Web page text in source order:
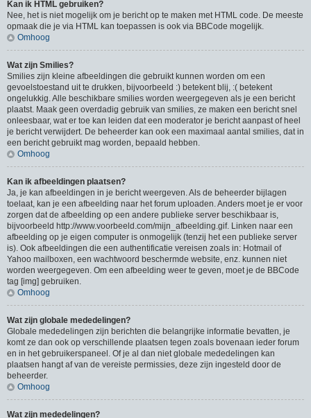
Kan ik HTML gebruiken?
Nee, het is niet mogelijk om je bericht op te maken met HTML code. De meeste
opmaak die je via HTML kan toepassen is ook via BBCode mogelijk.
Omhoog
Wat zijn Smilies?
Smilies zijn kleine afbeeldingen die gebruikt kunnen worden om een
gevoelstoestand uit te drukken, bijvoorbeeld :) betekent blij, :( betekent
ongelukkig. Alle beschikbare smilies worden weergegeven als je een bericht
plaatst. Maak geen overdadig gebruik van smilies, ze maken een bericht snel
onleesbaar, wat er toe kan leiden dat een moderator je bericht aanpast of heel
je bericht verwijdert. De beheerder kan ook een maximaal aantal smilies, dat in
een bericht gebruikt mag worden, bepaald hebben.
Omhoog
Kan ik afbeeldingen plaatsen?
Ja, je kan afbeeldingen in je bericht weergeven. Als de beheerder bijlagen
toelaat, kan je een afbeelding naar het forum uploaden. Anders moet je er voor
zorgen dat de afbeelding op een andere publieke server beschikbaar is,
bijvoorbeeld http://www.voorbeeld.com/mijn_afbeelding.gif. Linken naar een
afbeelding op je eigen computer is onmogelijk (tenzij het een publieke server
is). Ook afbeeldingen die een authentificatie vereisen zoals in: Hotmail of
Yahoo mailboxen, een wachtwoord beschermde website, enz. kunnen niet
worden weergegeven. Om een afbeelding weer te geven, moet je de BBCode
tag [img] gebruiken.
Omhoog
Wat zijn globale mededelingen?
Globale mededelingen zijn berichten die belangrijke informatie bevatten, je
komt ze dan ook op verschillende plaatsen tegen zoals bovenaan ieder forum
en in het gebruikerspaneel. Of je al dan niet globale mededelingen kan
plaatsen hangt af van de vereiste permissies, deze zijn ingesteld door de
beheerder.
Omhoog
Wat zijn mededelingen?